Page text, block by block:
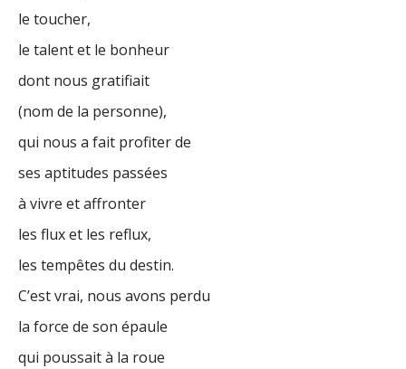
le toucher,
le talent et le bonheur
dont nous gratifiait
(nom de la personne),
qui nous a fait profiter de
ses aptitudes passées
à vivre et affronter
les flux et les reflux,
les tempêtes du destin.
C’est vrai, nous avons perdu
la force de son épaule
qui poussait à la roue